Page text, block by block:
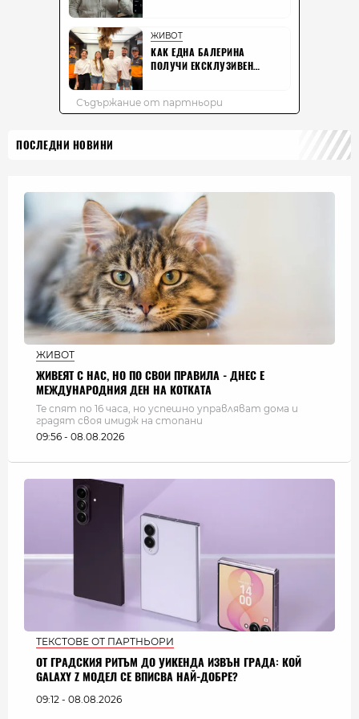
ПОСЛЕДНИ НОВИНИ
ЖИВОТ
ЖИВЕЯТ С НАС, НО ПО СВОИ ПРАВИЛА - ДНЕС Е
МЕЖДУНАРОДНИЯ ДЕН НА КОТКАТА
Те спят по 16 часа, но успешно управляват дома и
градят своя имидж на стопани
09:56 - 08.08.2026
ТЕКСТОВЕ ОТ ПАРТНЬОРИ
ОТ ГРАДСКИЯ РИТЪМ ДО УИКЕНДА ИЗВЪН ГРАДА: КОЙ
GALAXY Z МОДЕЛ СЕ ВПИСВА НАЙ-ДОБРЕ?
09:12 - 08.08.2026